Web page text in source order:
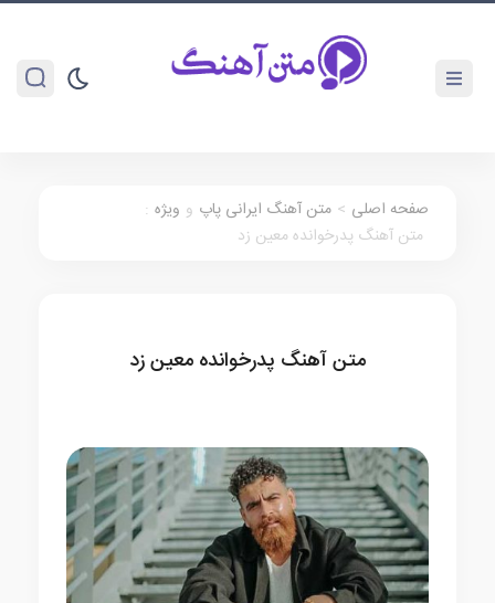
صفحه اصلی > متن آهنگ ایرانی پاپ و ویژه :
متن آهنگ پدرخوانده معین زد
متن آهنگ پدرخوانده معین زد